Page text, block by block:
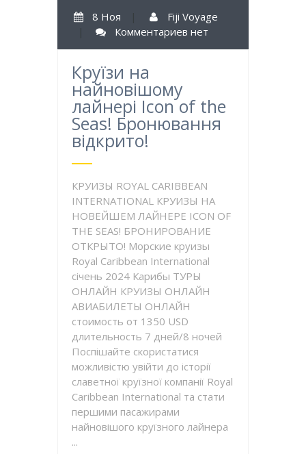
8 Ноя
Fiji Voyage
Комментариев нет
Круїзи на
найновішому
лайнері Icon of the
Seas! Бронювання
відкрито!
КРУИЗЫ ROYAL CARIBBEAN
INTERNATIONAL КРУИЗЫ НА
НОВЕЙШЕМ ЛАЙНЕРЕ ICON OF
THE SEAS! БРОНИРОВАНИЕ
ОТКРЫТО! Морские круизы
Royal Caribbean International
січень 2024 Карибы ТУРЫ
ОНЛАЙН КРУИЗЫ ОНЛАЙН
АВИАБИЛЕТЫ ОНЛАЙН
стоимость от 1350 USD
длительность 7 дней/8 ночей
Поспішайте скористатися
можливістю увійти до історії
славетної круїзної компанії Royal
Caribbean International та стати
першими пасажирами
найновішого круїзного лайнера
...